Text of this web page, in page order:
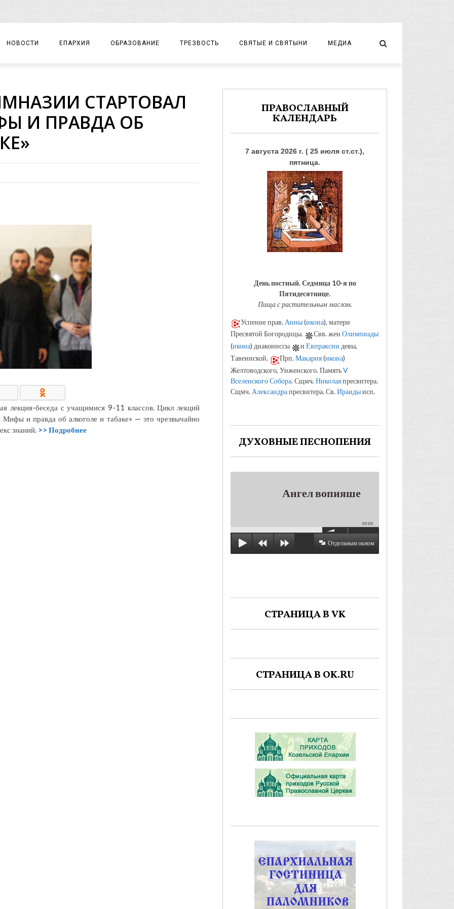
НОВОСТИ ЕПАРХИЯ
ЕПАРХИАЛЬНОЕ УПРАВЛЕНИЕ
ДОКУМЕНТЫ
ДУХОВЕНСТВО
БЛАГОЧИНИЯ
МАТЕРИАЛЫ
КОНТАКТЫ/РЕКВИЗИТЫ
ОБРАЗОВАНИЕ
ЦЕНТР «ВОЗРОЖДЕНИЕ»
ДЕТСКИЙ ТУРИЗМ
ТРЕЗВОСТЬ
ДОКУМЕНТЫ
СВЯТЫЕ И СВЯТЫНИ МЕДИА
ФОТО
СТАРТОВАЛ
И ПРАВДА ОБ
лекция-беседа с учащимися 9-11 классов. Цикл лекций
и правда об алкоголе и табаке» — это чрезвычайно
знаний. >> Подробнее
ПРАВОСЛАВНЫЙ
КАЛЕНДАРЬ
7 августа 2026 г. ( 25 июля ст.ст.),
пятница.
День постный.Седмица 10-я по
Пятидесятнице.
Пища с растительным маслом.
Успение прав. Анны(икона), матери
Пресвятой Богородицы.
Свв. жен Олимпиады
(икона) диакониссы и Евпраксии девы,
Тавеннской.
Прп.Макария(икона)
Желтоводского, Унженского. ПамятьV
Вселенского Собора. Сщмч.Николаяпресвитера.
Сщмч. Александрапресвитера. Св.Ираидыисп.
ДУХОВНЫЕ ПЕСНОПЕНИЯ
Ангел вопияше
00:00
Отдельным окном
СТРАНИЦА В VK
СТРАНИЦА В OK.RU